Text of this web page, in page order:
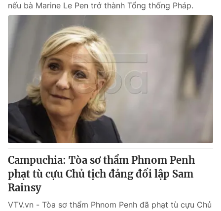
nếu bà Marine Le Pen trở thành Tổng thống Pháp.
Campuchia: Tòa sơ thẩm Phnom Penh
phạt tù cựu Chủ tịch đảng đối lập Sam
Rainsy
VTV.vn - Tòa sơ thẩm Phnom Penh đã phạt tù cựu Chủ